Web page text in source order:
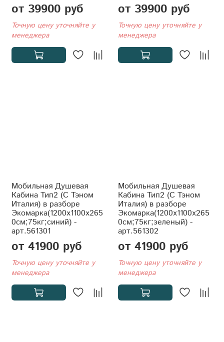
от 39900 руб
Точную цену уточняйте у
менеджера
от 39900 руб
Точную цену уточняйте у
менеджера
Мобильная Душевая
Кабина Тип2 (С Тэном
Италия) в разборе
Экомарка(1200x1100x265
0см;75кг;синий) -
арт.561301
от 41900 руб
Точную цену уточняйте у
менеджера
Мобильная Душевая
Кабина Тип2 (С Тэном
Италия) в разборе
Экомарка(1200x1100x265
0см;75кг;зеленый) -
арт.561302
от 41900 руб
Точную цену уточняйте у
менеджера